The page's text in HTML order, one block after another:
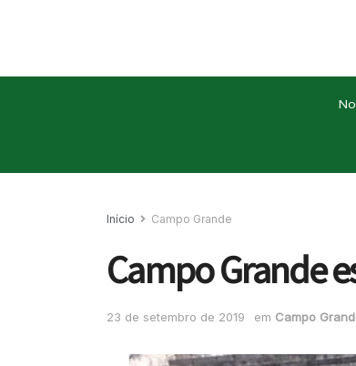
Início Campo Grande
Campo Grande
23 de setembro de 2019 em Campo